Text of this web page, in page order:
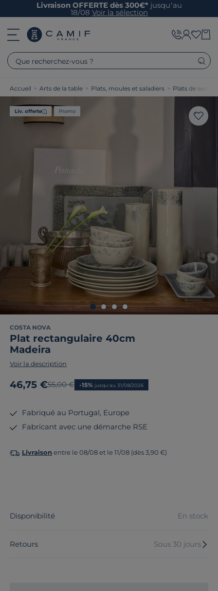
Livraison OFFERTE dès 300€* jusqu’au
18/08 Voir la sélection
Que recherchez-vous ?
Accueil > Arts de la table > Plats, moules et saladiers > Plats de service
Liv. offerte Promo
COSTA NOVA
Plat rectangulaire 40cm
Madeira
Voir la description
Nouveau prix
46,75 €Ancien prix
55,00 € -15% jusqu'au 31/08/2026
Fabriqué au Portugal, Europe
Fabricant avec une démarche RSE
Livraison entre le 08/08 et le 11/08 (dès 3,90 €)
Disponibilité En stock
Retours Sous 30 jours